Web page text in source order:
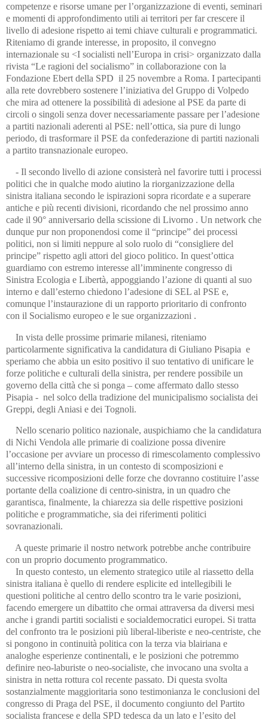
competenze e risorse umane per l’organizzazione di eventi, seminari
e momenti di approfondimento utili ai territori per far crescere il
livello di adesione rispetto ai temi chiave culturali e programmatici.
Riteniamo di grande interesse, in proposito, il convegno
internazionale su <I socialisti nell’Europa in crisi> organizzato dalla
rivista “Le ragioni del socialismo” in collaborazione con la
Fondazione Ebert della SPD il 25 novembre a Roma. I partecipanti
alla rete dovrebbero sostenere l’iniziativa del Gruppo di Volpedo
che mira ad ottenere la possibilità di adesione al PSE da parte di
circoli o singoli senza dover necessariamente passare per l’adesione
a partiti nazionali aderenti al PSE: nell’ottica, sia pure di lungo
periodo, di trasformare il PSE da confederazione di partiti nazionali
a partito transnazionale europeo.
- Il secondo livello di azione consisterà nel favorire tutti i processi
politici che in qualche modo aiutino la riorganizzazione della
sinistra italiana secondo le ispirazioni sopra ricordate e a superare
antiche e più recenti divisioni, ricordando che nel prossimo anno
cade il 90° anniversario della scissione di Livorno . Un network che
dunque pur non proponendosi come il “principe” dei processi
politici, non si limiti neppure al solo ruolo di “consigliere del
principe” rispetto agli attori del gioco politico. In quest’ottica
guardiamo con estremo interesse all’imminente congresso di
Sinistra Ecologia e Libertà, appoggiando l’azione di quanti al suo
interno e dall’esterno chiedono l’adesione di SEL al PSE e,
comunque l’instaurazione di un rapporto prioritario di confronto
con il Socialismo europeo e le sue organizzazioni .
In vista delle prossime primarie milanesi, riteniamo
particolarmente significativa la candidatura di Giuliano Pisapia e
speriamo che abbia un esito positivo il suo tentativo di unificare le
forze politiche e culturali della sinistra, per rendere possibile un
governo della città che si ponga – come affermato dallo stesso
Pisapia - nel solco della tradizione del municipalismo socialista dei
Greppi, degli Aniasi e dei Tognoli.
Nello scenario politico nazionale, auspichiamo che la candidatura
di Nichi Vendola alle primarie di coalizione possa divenire
l’occasione per avviare un processo di rimescolamento complessivo
all’interno della sinistra, in un contesto di scomposizioni e
successive ricomposizioni delle forze che dovranno costituire l’asse
portante della coalizione di centro-sinistra, in un quadro che
garantisca, finalmente, la chiarezza sia delle rispettive posizioni
politiche e programmatiche, sia dei riferimenti politici
sovranazionali.
A queste primarie il nostro network potrebbe anche contribuire
con un proprio documento programmatico.
In questo contesto, un elemento strategico utile al riassetto della
sinistra italiana è quello di rendere esplicite ed intellegibili le
questioni politiche al centro dello scontro tra le varie posizioni,
facendo emergere un dibattito che ormai attraversa da diversi mesi
anche i grandi partiti socialisti e socialdemocratici europei. Si tratta
del confronto tra le posizioni più liberal-liberiste e neo-centriste, che
si pongono in continuità politica con la terza via blairiana e
analoghe esperienze continentali, e le posizioni che potremmo
definire neo-laburiste o neo-socialiste, che invocano una svolta a
sinistra in netta rottura col recente passato. Di questa svolta
sostanzialmente maggioritaria sono testimonianza le conclusioni del
congresso di Praga del PSE, il documento congiunto del Partito
socialista francese e della SPD tedesca da un lato e l’esito del